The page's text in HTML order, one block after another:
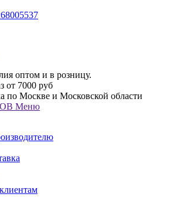
оптом и в розницу.
от 7000 руб
по Москве и Московской области
Меню